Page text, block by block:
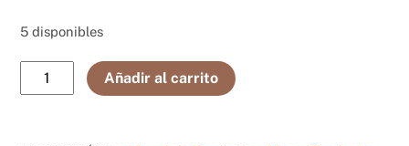
5 disponibles
Taza
salpicón
Añadir al carrito